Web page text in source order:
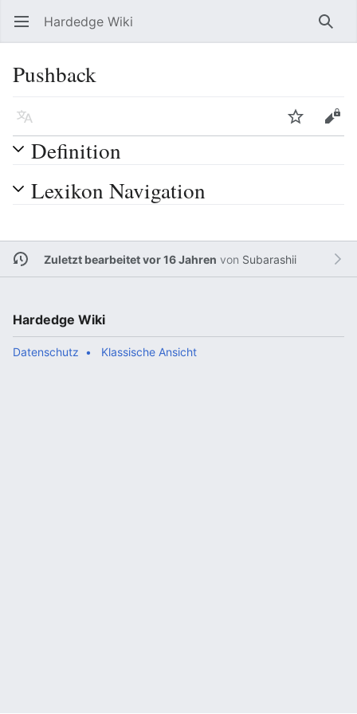
Hauptmenü öffnen Hardedge Wiki
Pushback
Sprache Beobachten Bearbeiten
Definition
Lexikon Navigation
Zuletzt bearbeitet vor 16 Jahren von Subarashii
Hardedge Wiki
Datenschutz Klassische Ansicht